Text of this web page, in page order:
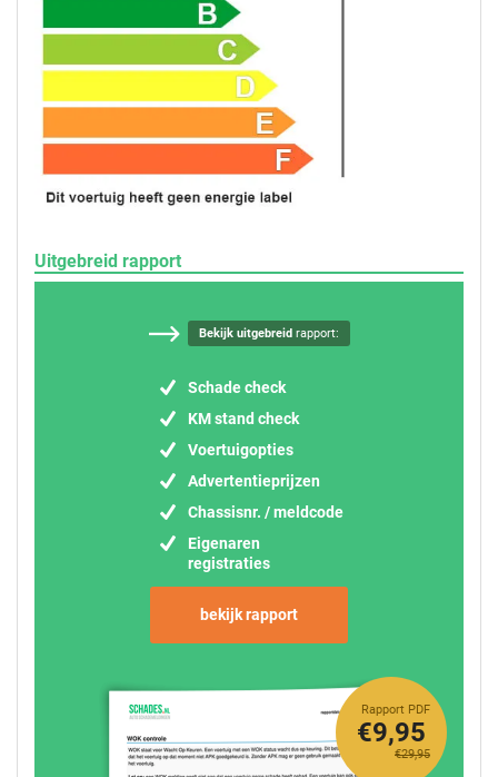
Uitgebreid rapport
Bekijk uitgebreidrapport:
Schade check
KM stand check
Voertuigopties
Advertentieprijzen
Chassisnr. / meldcode
Eigenaren
registraties
bekijk rapport
Rapport PDF
€29,95
€9,95